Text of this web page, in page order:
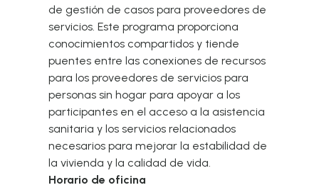
de gestión de casos para proveedores de
servicios. Este programa proporciona
conocimientos compartidos y tiende
puentes entre las conexiones de recursos
para los proveedores de servicios para
personas sin hogar para apoyar a los
participantes en el acceso a la asistencia
sanitaria y los servicios relacionados
necesarios para mejorar la estabilidad de
la vivienda y la calidad de vida.
Horario de oficina